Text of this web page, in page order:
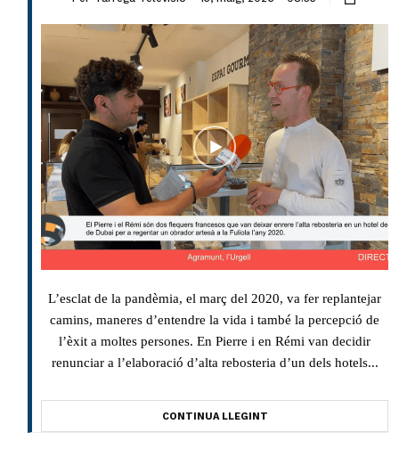
L’esclat de la pandèmia, el març del 2020, va fer replantejar
camins, maneres d’entendre la vida i també la percepció de
l’èxit a moltes persones. En Pierre i en Rémi van decidir
renunciar a l’elaboració d’alta rebosteria d’un dels hotels...
CONTINUA LLEGINT